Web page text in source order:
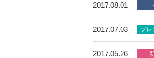
2017.08.01
2017.07.03
2017.05.26